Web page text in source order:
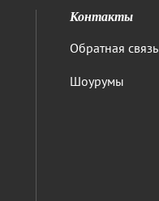
Контакты
Обратная связь
Шоурумы